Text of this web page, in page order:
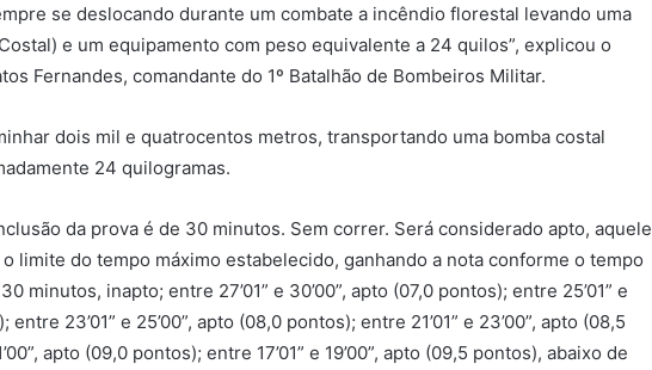
se deslocando durante um combate a incêndio florestal levando uma
e um equipamento com peso equivalente a 24 quilos”, explicou o
Fernandes, comandante do 1º Batalhão de Bombeiros Militar.
dois mil e quatrocentos metros, transportando uma bomba costal
24 quilogramas.
da prova é de 30 minutos. Sem correr. Será considerado apto, aquele
limite do tempo máximo estabelecido, ganhando a nota conforme o tempo
minutos, inapto; entre 27’01” e 30’00”, apto (07,0 pontos); entre 25’01” e
entre 23’01” e 25’00”, apto (08,0 pontos); entre 21’01” e 23’00”, apto (08,5
apto (09,0 pontos); entre 17’01” e 19’00”, apto (09,5 pontos), abaixo de